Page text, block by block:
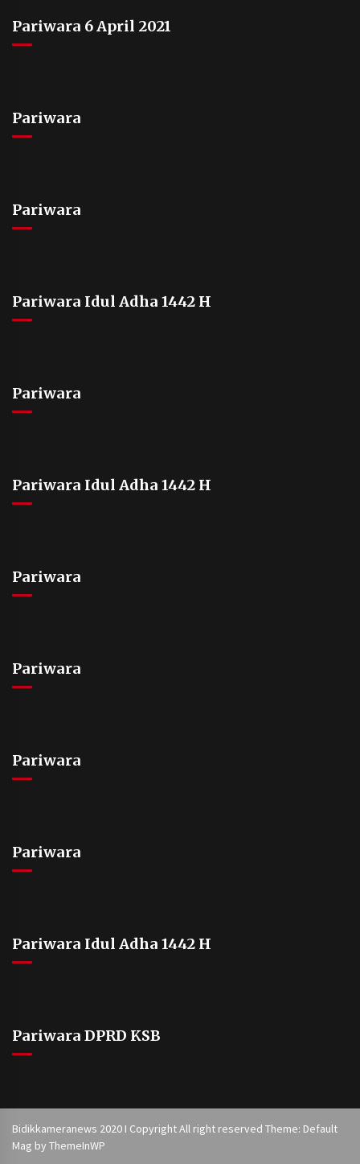
Pariwara 6 April 2021
Pariwara
Pariwara
Pariwara Idul Adha 1442 H
Pariwara
Pariwara Idul Adha 1442 H
Pariwara
Pariwara
Pariwara
Pariwara
Pariwara Idul Adha 1442 H
Pariwara DPRD KSB
Bidikkameranews 2020 I Copyright All right reserved Theme: Default
Mag by ThemeInWP